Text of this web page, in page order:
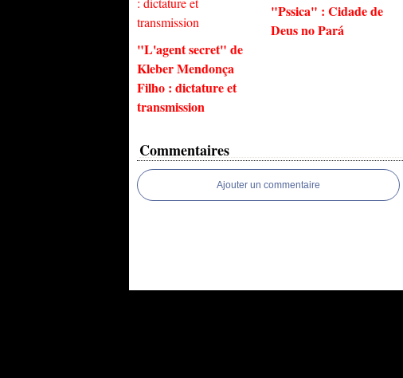
"L'agent secret" de
Kleber Mendonça
Filho : dictature et
transmission
"Pssica" : Cidade de
Deus no Pará
Commentaires
Ajouter un commentaire